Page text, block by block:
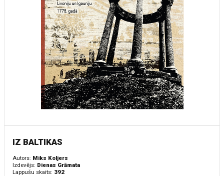
IZ BALTIKAS
Autors: Miks Koljers
Izdevējs: Dienas Grāmata
Lappušu skaits: 392